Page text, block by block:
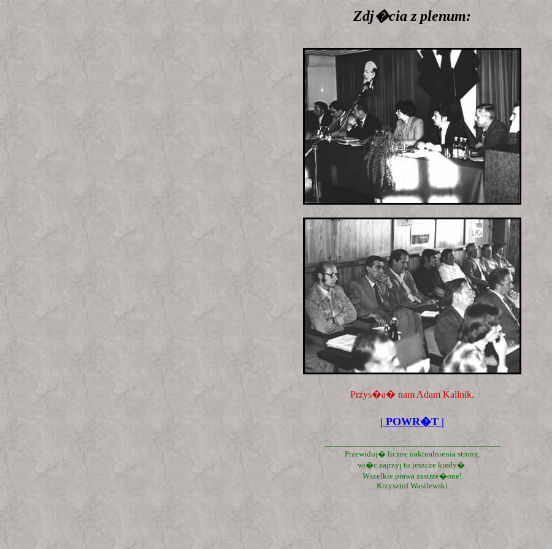
Zdj�cia z plenum:
Przys�a� nam Adam Kallnik.
| POWR�T |
_________________________________________
Przewiduj� liczne uaktualnienia strony,
wi�c zajrzyj tu jeszcze kiedy�.
Wszelkie prawa zastrze�one!
Krzysztof Wasilewski